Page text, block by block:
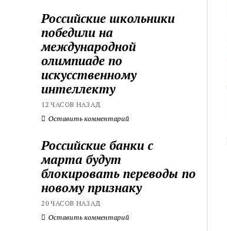
Российские школьники
победили на
международной
олимпиаде по
искусственному
интеллекту
12 ЧАСОВ НАЗАД
Оставить комментарий
Российские банки с
марта будут
блокировать переводы по
новому признаку
20 ЧАСОВ НАЗАД
Оставить комментарий